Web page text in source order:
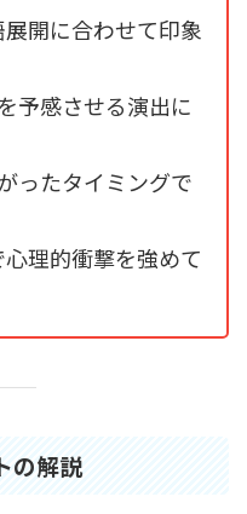
開に合わせて印象
予感させる演出に
ったタイミングで
理的衝撃を強めて
の解説